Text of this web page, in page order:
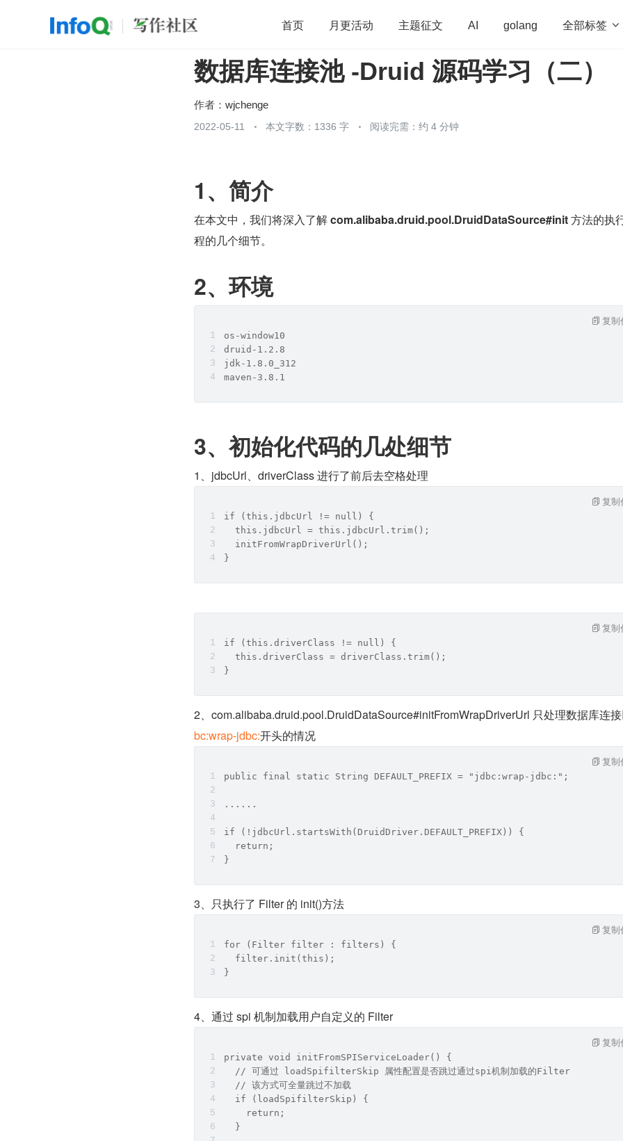
首页 月更活动 主题征文 AI golang 全部标签 
开源 架构 OpenHarmony 算法 学习方法 Web3.0
数据库连接池 -Druid 源码学习（二）
作者： wjchenge
2022-05-11 本文字数：1336 字 阅读完需：约 4 分钟
1、简介
在本文中，我们将深入了解 com.alibaba.druid.pool.DruidDataSource#init 方法的执
程的几个细节。
2、环境
os-window10
druid-1.2.8
jdk-1.8.0_312
maven-3.8.1
复制
3、初始化代码的几处细节
1、jdbcUrl、driverClass 进行了前后去空格处理
if (this.jdbcUrl != null) {
  this.jdbcUrl = this.jdbcUrl.trim();
  initFromWrapDriverUrl();
}
复制
if (this.driverClass != null) {
  this.driverClass = driverClass.trim();
}
复制
2、com.alibaba.druid.pool.DruidDataSource#initFromWrapDriverUrl 只处理数据库连
bc:wrap-jdbc:开头的情况
public final static String DEFAULT_PREFIX = "jdbc:wrap-jdbc:";
......
if (!jdbcUrl.startsWith(DruidDriver.DEFAULT_PREFIX)) {
  return;
}
复制
3、只执行了 Filter 的 init()方法
for (Filter filter : filters) {
  filter.init(this);
}
复制
4、通过 spi 机制加载用户自定义的 Filter
private void initFromSPIServiceLoader() {
  // 可通过 loadSpifilterSkip 属性配置是否跳过通过spi机制加载的Filter
  // 该方式可全量跳过不加载
  if (loadSpifilterSkip) {
    return;
  }
复制